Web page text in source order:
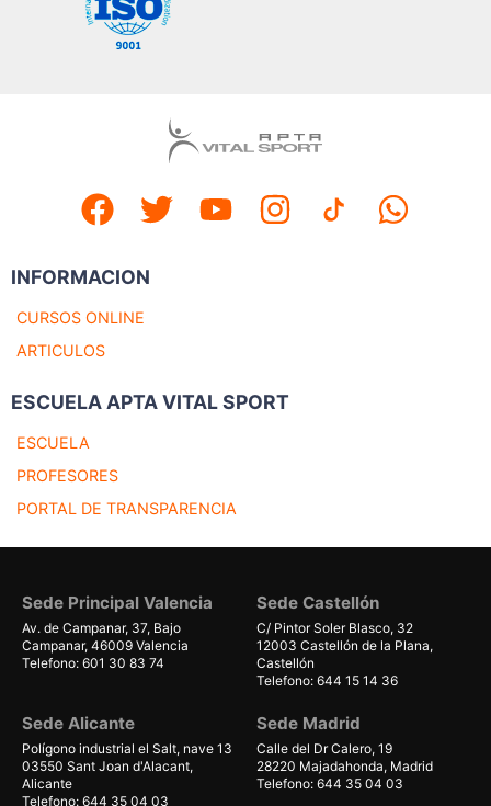
INFORMACION
CURSOS ONLINE
ARTICULOS
ESCUELA APTA VITAL SPORT
ESCUELA
PROFESORES
PORTAL DE TRANSPARENCIA
Sede Principal Valencia
Av. de Campanar, 37, Bajo
Campanar, 46009 Valencia
Telefono: 601 30 83 74
Sede Castellón
C/ Pintor Soler Blasco, 32
12003 Castellón de la Plana,
Castellón
Telefono: 644 15 14 36
Sede Alicante
Polígono industrial el Salt, nave 13
03550 Sant Joan d'Alacant,
Alicante
Telefono: 644 35 04 03
Sede Madrid
Calle del Dr Calero, 19
28220 Majadahonda, Madrid
Telefono: 644 35 04 03